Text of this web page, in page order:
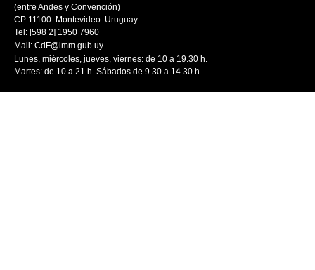
(entre Andes y Convención)
CP 11100. Montevideo. Uruguay
Tel: [598 2] 1950 7960
Mail: CdF@imm.gub.uy
Lunes, miércoles, jueves, viernes: de 10 a 19.30 h.
Martes: de 10 a 21 h. Sábados de 9.30 a 14.30 h.